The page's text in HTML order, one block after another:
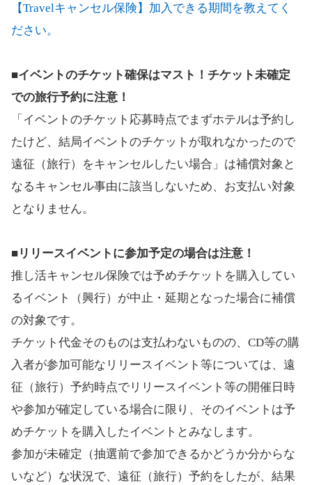
【Travelキャンセル保険】加入できる期間を教えてく
ださい。
■イベントのチケット確保はマスト！チケット未確定
での旅行予約に注意！
「イベントのチケット応募時点でまずホテルは予約し
たけど、結局イベントのチケットが取れなかったので
遠征（旅行）をキャンセルしたい場合」は補償対象と
なるキャンセル事由に該当しないため、お支払い対象
となりません。
■リリースイベントに参加予定の場合は注意！
推し活キャンセル保険では予めチケットを購入してい
るイベント（興行）が中止・延期となった場合に補償
の対象です。
チケット代金そのものは支払わないものの、CD等の購
入者が参加可能なリリースイベント等については、遠
征（旅行）予約時点でリリースイベント等の開催日時
や参加が確定している場合に限り、そのイベントは予
めチケットを購入したイベントとみなします。
参加が未確定（抽選前で参加できるかどうか分からな
いなど）な状況で、遠征（旅行）予約をしたが、結果